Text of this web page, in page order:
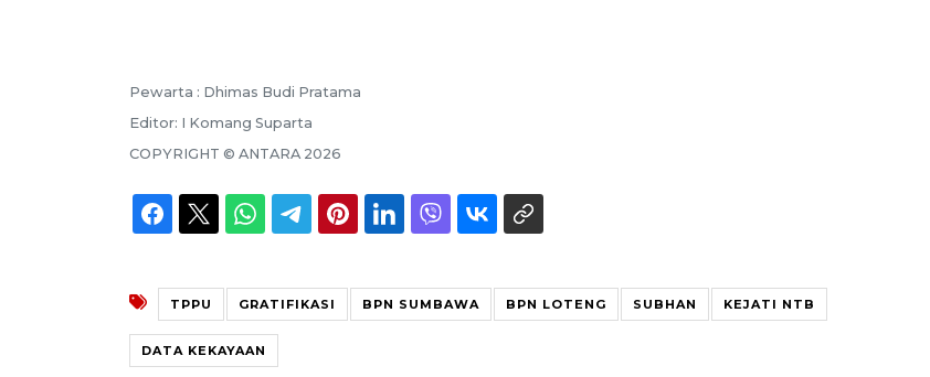
Pewarta : Dhimas Budi Pratama
Editor: I Komang Suparta
COPYRIGHT © ANTARA 2026
TPPU GRATIFIKASI BPN SUMBAWA BPN LOTENG SUBHAN KEJATI NTB
DATA KEKAYAAN
10 March 2026 12:55 WIB